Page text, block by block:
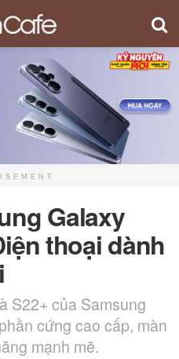
Galaxy
thoại dành
S22+ của Samsung
cứng cao cấp, màn
mạnh mẽ.